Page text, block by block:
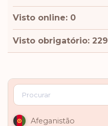
Visto online: 0
Visto obrigatório: 229
Afeganistão